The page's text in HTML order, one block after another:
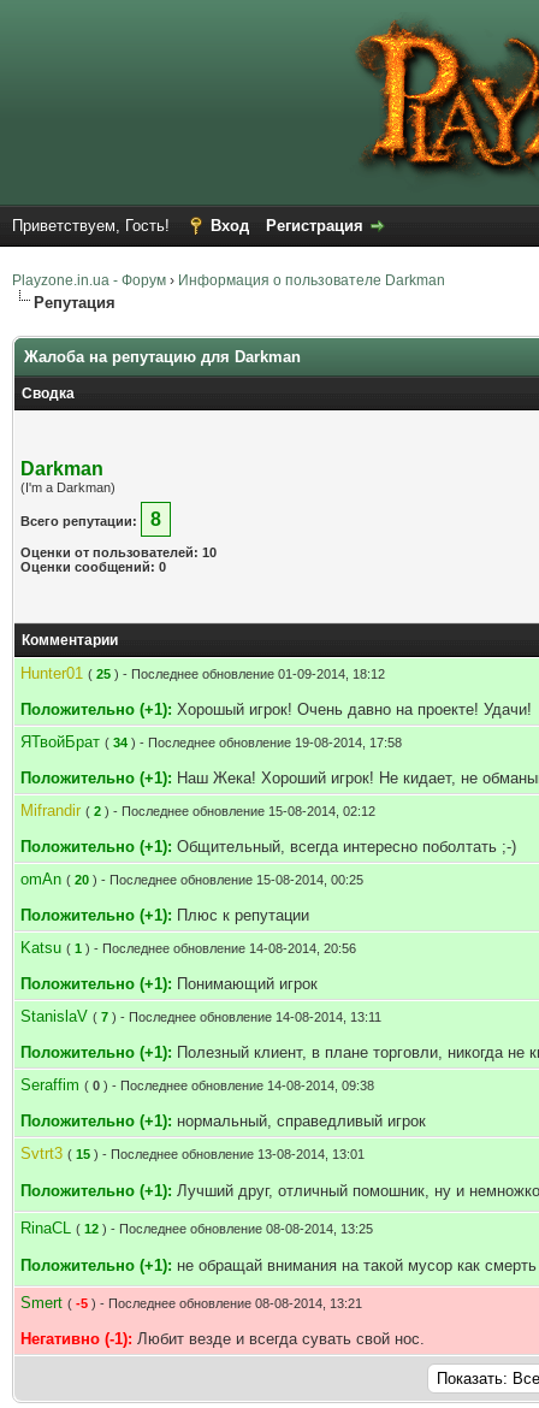
Приветствуем, Гость! Вход Регистрация
Playzone.in.ua - Форум › Информация о пользователе Darkman
Репутация
Жалоба на репутацию для Darkman
Сводка
Darkman
(I'm a Darkman)
Всего репутации: 8
Оценки от пользователей: 10
Оценки сообщений: 0
Комментарии
Hunter01 ( 25 ) - Последнее обновление 01-09-2014, 18:12
Положительно (+1): Хорошый игрок! Очень давно на проекте! Удачи!
ЯТвойБрат ( 34 ) - Последнее обновление 19-08-2014, 17:58
Положительно (+1): Наш Жека! Хороший игрок! Не кидает, не
Mifrandir ( 2 ) - Последнее обновление 15-08-2014, 02:12
Положительно (+1): Общительный, всегда интересно поболтать ;-)
omAn ( 20 ) - Последнее обновление 15-08-2014, 00:25
Положительно (+1): Плюс к репутации
Katsu ( 1 ) - Последнее обновление 14-08-2014, 20:56
Положительно (+1): Понимающий игрок
StanislaV ( 7 ) - Последнее обновление 14-08-2014, 13:11
Положительно (+1): Полезный клиент, в плане торговли, никогда не
Seraffim ( 0 ) - Последнее обновление 14-08-2014, 09:38
Положительно (+1): нормальный, справедливый игрок
Svtrt3 ( 15 ) - Последнее обновление 13-08-2014, 13:01
Положительно (+1): Лучший друг, отличный помошник, ну и
RinaCL ( 12 ) - Последнее обновление 08-08-2014, 13:25
Положительно (+1): не обращай внимания на такой мусор как
Smert ( -5 ) - Последнее обновление 08-08-2014, 13:21
Негативно (-1): Любит везде и всегда сувать свой нос.